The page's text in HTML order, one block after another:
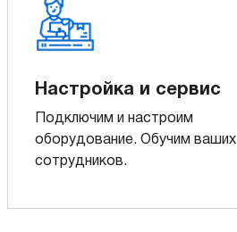
Настройка и сервис
Подключим и настроим
оборудование. Обучим ваших
сотрудников.